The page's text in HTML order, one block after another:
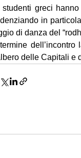
studenti greci
in
di danza del
delle Capitali e